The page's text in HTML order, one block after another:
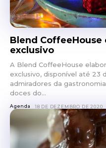
Blend
exclusivo
A Blend CoffeeHouse
exclusivo, disponível até 23
admiradores da
doces do...
Agenda 18 DE DEZEMBRO DE 2020